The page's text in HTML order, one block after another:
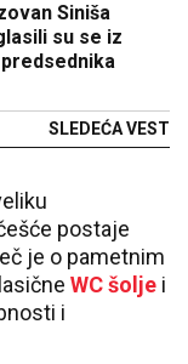
Siniša
su se iz
SLEDEĆA VEST
postaje
je o pametnim
WC šolje i
i